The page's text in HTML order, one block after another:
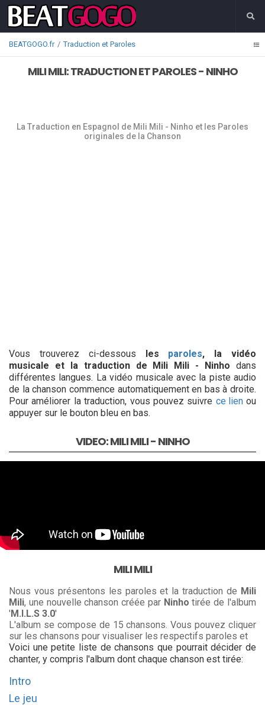
BEATGOGO.fr Traduction et Paroles
MILI MILI: TRADUCTION ET PAROLES - NINHO
La Traduction en Espagnol de Mili Mili - Ninho et les Paroles
originales de la Chanson
Vous trouverez ci-dessous les paroles, la vidéo
musicale et la traduction de Mili Mili - Ninho dans
différentes langues. La vidéo musicale avec la piste audio
de la chanson commence automatiquement en bas à droite.
Pour améliorer la traduction, vous pouvez suivre ce lienou
appuyer sur le bouton bleu en bas.
VIDEO: MILI MILI - NINHO
MILI MILI
Nous vous présentons les paroles et la traduction de Mili
Mili, une nouvelle chanson créée par Ninho tirée de l'album
'M.I.L.S 3.0'
L'album se compose de 15 chansons. Vous pouvez cliquer
sur les chansons pour visualiser les respectifs paroles et
Voici une petite liste de chansons que pourrait décider de
chanter, y compris l'album dont chaque chanson est tirée:
Intro
Le jeu